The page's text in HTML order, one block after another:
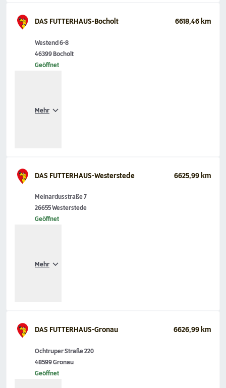
DAS FUTTERHAUS-Bocholt 6618,46 km
Westend 6-8
46399 Bocholt
Geöffnet
Mehr
DAS FUTTERHAUS-Westerstede 6625,99 km
Meinardusstraße 7
26655 Westerstede
Geöffnet
Mehr
DAS FUTTERHAUS-Gronau 6626,99 km
Ochtruper Straße 220
48599 Gronau
Geöffnet